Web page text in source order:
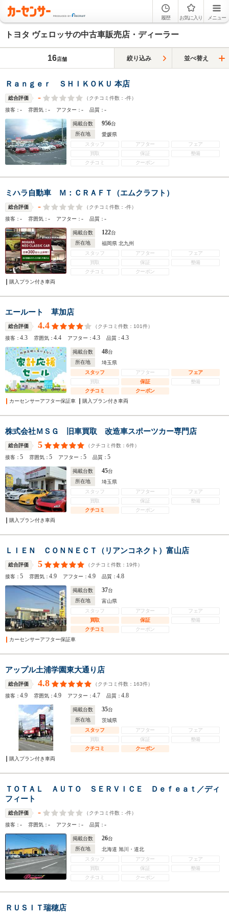
履歴 お気に入り メニュー
トヨタ ヴェロッサの中古車販売店・ディーラー
16店舗 絞り込み 並べ替え
Ｒａｎｇｅｒ ＳＨＩＫＯＫＵ 本店
総合評価 - （クチコミ件数： -件）
接客：- 雰囲気：- アフター：- 品質：-
掲載台数 956台
所在地
愛媛県
スタッフ
アフター
フェア
買取
保証
整備
クチコミ
クーポン
ミハラ自動車 Ｍ：ＣＲＡＦＴ（エムクラフト）
総合評価 - （クチコミ件数： -件）
接客：- 雰囲気：- アフター：- 品質：-
掲載台数 122台
所在地
福岡県 北九州
スタッフ
アフター
フェア
買取
保証
整備
クチコミ
クーポン
購入プラン付き車両
エールート 草加店
総合評価 4.4 （クチコミ件数： 101件）
接客：4.3 雰囲気：4.4 アフター：4.3 品質：4.3
掲載台数 48台
所在地
埼玉県
スタッフ
アフター
フェア
買取
保証
整備
クチコミ
クーポン
カーセンサーアフター保証車
購入プラン付き車両
株式会社ＭＳＧ 旧車買取 改造車スポーツカー専門店
総合評価 5 （クチコミ件数： 6件）
接客：5 雰囲気：5 アフター：5 品質：5
掲載台数 45台
所在地
埼玉県
スタッフ
アフター
フェア
買取
保証
整備
クチコミ
クーポン
購入プラン付き車両
ＬＩＥＮ ＣＯＮＮＥＣＴ（リアンコネクト）富山店
総合評価 5 （クチコミ件数： 19件）
接客：5 雰囲気：4.9 アフター：4.9 品質：4.8
掲載台数 37台
所在地
富山県
スタッフ
アフター
フェア
買取
保証
整備
クチコミ
クーポン
カーセンサーアフター保証車
アップル土浦学園東大通り店
総合評価 4.8 （クチコミ件数： 163件）
接客：4.9 雰囲気：4.9 アフター：4.7 品質：4.8
掲載台数 35台
所在地
茨城県
スタッフ
アフター
フェア
買取
保証
整備
クチコミ
クーポン
購入プラン付き車両
ＴＯＴＡＬ ＡＵＴＯ ＳＥＲＶＩＣＥ Ｄｅｆｅａｔ／ディ
フィート
総合評価 - （クチコミ件数： -件）
接客：- 雰囲気：- アフター：- 品質：-
掲載台数 26台
所在地
北海道 旭川・道北
スタッフ
アフター
フェア
買取
保証
整備
クチコミ
クーポン
ＲＵＳＩＴ瑞穂店